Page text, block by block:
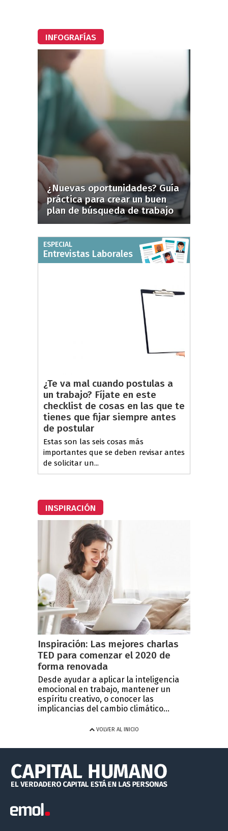
INFOGRAFÍAS
¿Nuevas oportunidades? Guía
práctica para crear un buen
plan de búsqueda de trabajo
ESPECIAL
Entrevistas Laborales
¿Te va mal cuando postulas a
un trabajo? Fíjate en este
checklist de cosas en las que te
tienes que fijar siempre antes
de postular
Estas son las seis cosas más
importantes que se deben revisar antes
de solicitar un...
INSPIRACIÓN
Inspiración: Las mejores charlas
TED para comenzar el 2020 de
forma renovada
Desde ayudar a aplicar la inteligencia
emocional en trabajo, mantener un
espíritu creativo, o conocer las
implicancias del cambio climático...
VOLVER AL INICIO